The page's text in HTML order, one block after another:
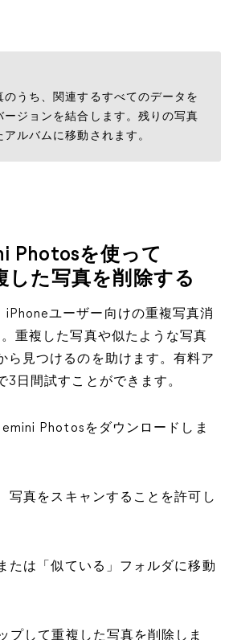
のうち、関連するすべてのデータを
ージョンを結合します。残りの写真
ルバムに移動されます。
Photosを使って
した写真を削除する
ユーザー向けの重複写真消
重複した写真や似たような写真
ら見つけるのを助けます。有料ア
3日間試すことができます。
Photosをダウンロードしま
写真をスキャンすることを許可し
たは「似ている」フォルダに移動
プして重複した写真を削除しま